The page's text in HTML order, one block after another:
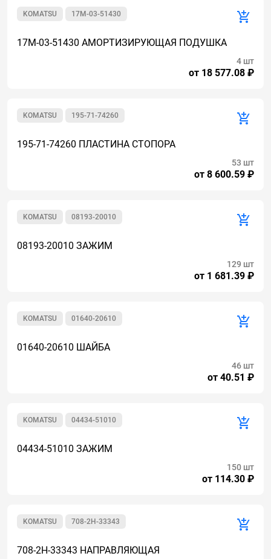
17M-03-51430
KOMATSU
17M-03-51430 АМОРТИЗИРУЮЩАЯ ПОДУШКА
от 18 577.08 ₽
4 шт
195-71-74260
KOMATSU
195-71-74260 ПЛАСТИНА СТОПОРА
от 8 600.59 ₽
53 шт
08193-20010
KOMATSU
08193-20010 ЗАЖИМ
от 1 681.39 ₽
129 шт
01640-20610
KOMATSU
01640-20610 ШАЙБА
от 40.51 ₽
46 шт
04434-51010
KOMATSU
04434-51010 ЗАЖИМ
от 114.30 ₽
150 шт
708-2H-33343
KOMATSU
708-2H-33343 НАПРАВЛЯЮЩАЯ